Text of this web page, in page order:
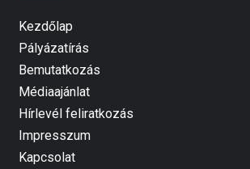
Kezdőlap
Pályázatírás
Bemutatkozás
Médiaajánlat
Hírlevél feliratkozás
Impresszum
Kapcsolat